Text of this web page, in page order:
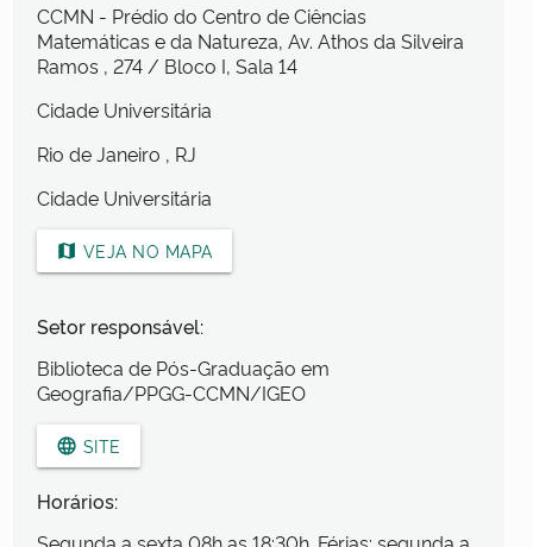
CCMN - Prédio do Centro de Ciências
Matemáticas e da Natureza, Av. Athos da Silveira
Ramos , 274 / Bloco I, Sala 14
Cidade Universitária
Rio de Janeiro , RJ
Cidade Universitária
map VEJA NO MAPA
Setor responsável:
Biblioteca de Pós-Graduação em
Geografia/PPGG-CCMN/IGEO
language SITE
Horários: